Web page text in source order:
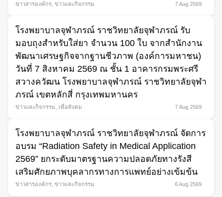
ข่าวสารองค์กร ข่าวและกิจกรรม 7 Aug 2569
โรงพยาบาลจุฬาภรณ์ ราชวิทยาลัยจุฬาภรณ์ รับ
มอบถุงสำหรับใส่ยา จำนวน 100 ใบ จากสำนักงาน
พัฒนาเศรษฐกิจจากฐานชีวภาพ (องค์การมหาชน)
วันที่ 7 สิงหาคม 2569 ณ ชั้น 1 อาคารกรมพระศรี
สวางควัฒน โรงพยาบาลจุฬาภรณ์ ราชวิทยาลัยจุฬา
ภรณ์ เขตหลักสี่ กรุงเทพมหานคร
ข่าวและกิจกรรม เพื่อสังคม 7 Aug 2569
โรงพยาบาลจุฬาภรณ์ ราชวิทยาลัยจุฬาภรณ์ จัดการ
อบรม “Radiation Safety in Medical Application
2569” ยกระดับมาตรฐานความปลอดภัยทางรังสี
เสริมศักยภาพบุคลากรทางการแพทย์อย่างเข้มข้น
ข่าวสารองค์กร ข่าวและกิจกรรม 6 Aug 2569